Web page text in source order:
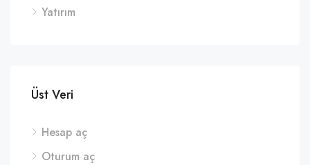
Yatırım
Üst Veri
Hesap aç
Oturum aç